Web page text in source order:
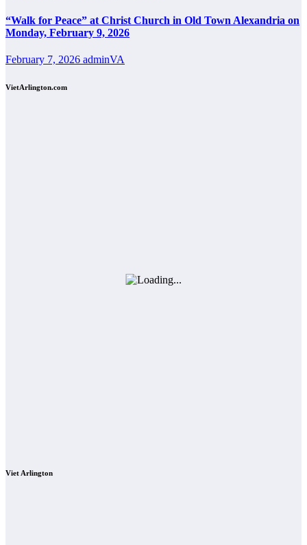
“Walk for Peace” at Christ Church in Old Town Alexandria on
Monday, February 9, 2026
February 7, 2026 adminVA
VietArlington.com
Viet Arlington